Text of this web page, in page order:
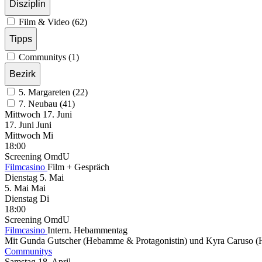
Disziplin
Film & Video (62)
Tipps
Communitys (1)
Bezirk
5. Margareten (22)
7. Neubau (41)
Mittwoch 17. Juni
17. Juni Juni
Mittwoch Mi
18:00
Screening OmdU
Filmcasino Film + Gespräch
Dienstag 5. Mai
5. Mai Mai
Dienstag Di
18:00
Screening OmdU
Filmcasino Intern. Hebammentag
Mit Gunda Gutscher (Hebamme & Protagonistin) und Kyra Caruso
Communitys